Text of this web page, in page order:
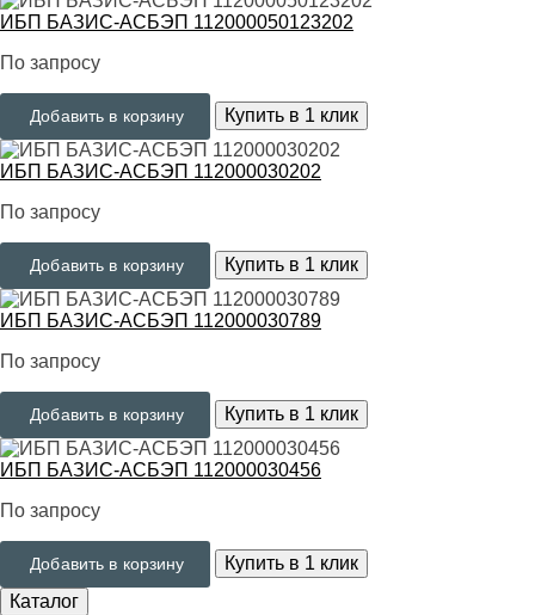
ИБП БАЗИС-АСБЭП 112000050123202
По запросу
Добавить в корзину Купить в 1 клик
ИБП БАЗИС-АСБЭП 112000030202
По запросу
Добавить в корзину Купить в 1 клик
ИБП БАЗИС-АСБЭП 112000030789
По запросу
Добавить в корзину Купить в 1 клик
ИБП БАЗИС-АСБЭП 112000030456
По запросу
Добавить в корзину
Купить в 1 клик
Каталог